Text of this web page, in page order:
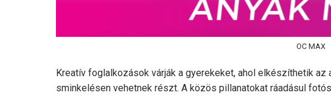
OC MAX
Kreatív foglalkozások várják a gyerekeket, ahol elkészíthetik az
sminkelésen vehetnek részt. A közös pillanatokat ráadásul